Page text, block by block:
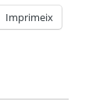
Imprimeix